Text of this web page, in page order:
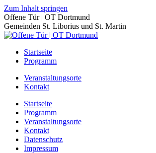
Zum Inhalt springen
Offene Tür | OT Dortmund
Gemeinden St. Liborius und St. Martin
Startseite
Programm
Veranstaltungsorte
Kontakt
Startseite
Programm
Veranstaltungsorte
Kontakt
Datenschutz
Impressum